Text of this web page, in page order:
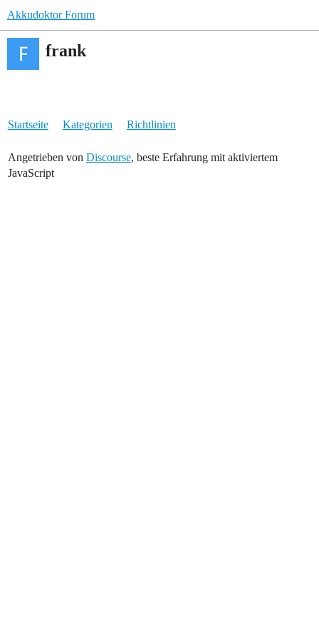
Akkudoktor Forum
frank
Startseite Kategorien Richtlinien
Angetrieben von Discourse, beste Erfahrung mit aktiviertem
JavaScript